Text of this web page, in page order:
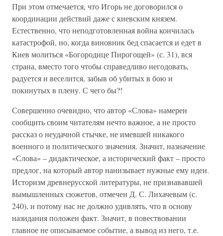
При этом отмечается, что Игорь не договорился о
координации действий даже с киевским князем.
Естественно, что неподготовленная война кончилась
катастрофой, но, когда виновник бед спасается и едет в
Киев молиться «Богородице Пирогощей» (с. 31), вся
страна, вместо того чтобы справедливо негодовать,
радуется и веселится, забыв об убитых в бою и
покинутых в плену. С чего бы?!
Совершенно очевидно, что автор «Слова» намерен
сообщить своим читателям нечто важное, а не просто
рассказ о неудачной стычке, не имевшей никакого
военного и политического значения. Значит, назначение
«Слова» – дидактическое, а исторический факт – просто
предлог, на который автор нанизывает нужные ему идеи.
Историзм древнерусской литературы, не признававшей
вымышленных сюжетов, отмечен Д. С. Лихачевым (с.
240), и потому нас не должно удивлять, что в основу
назидания положен факт. Значит, в повествовании
главное не описываемое событие, а вывод из него, т.е.